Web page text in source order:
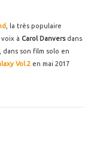
, la très populaire
à Carol Danvers dans
, dans son film solo en
Vol.2 en mai 2017